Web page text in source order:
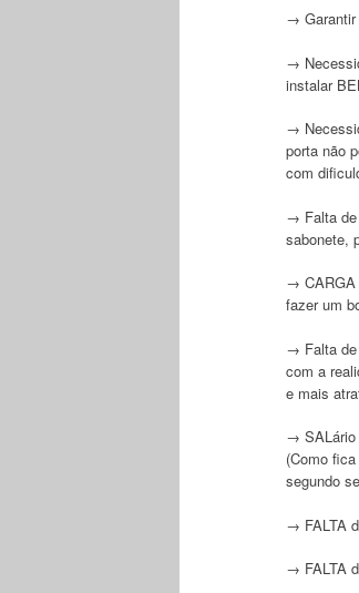
→ Garantir
→
instalar
→
porta não
com
→ Falta de
sabonete,
→ CARGA
fazer um
→ Falta de
com a
e mais
→ SALário
(Como
segundo
→ FALTA
→ FALTA